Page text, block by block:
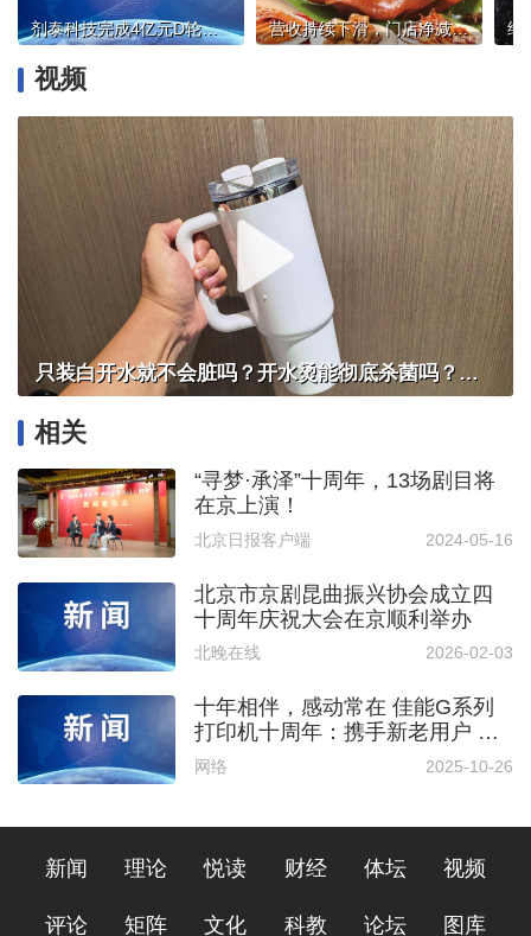
剂泰科技完成4亿元D轮融资！助力打造北京生物医药产业“新引擎” 营收持续下滑，门店净减少762家，煌上煌“千城万店”战略遇阻
视频
只装白开水就不会脏吗？开水烫能彻底杀菌吗？感控专家详解“吸管杯”藏菌真相｜都视频·热观察
相关
“寻梦·承泽”十周年，13场剧目将
在京上演！
北京日报客户端 2024-05-16
北京市京剧昆曲振兴协会成立四
十周年庆祝大会在京顺利举办
北晚在线 2026-02-03
十年相伴，感动常在 佳能G系列
打印机十周年：携手新老用户 共
庆打印快乐
网络 2025-10-26
新闻 理论 悦读 财经 体坛 视频
评论 矩阵 文化 科教 论坛 图库